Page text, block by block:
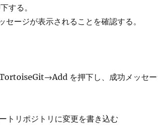
する。
ージが表示されることを確認する。
を押下し、成功メッセー
トリポジトリに変更を書き込む